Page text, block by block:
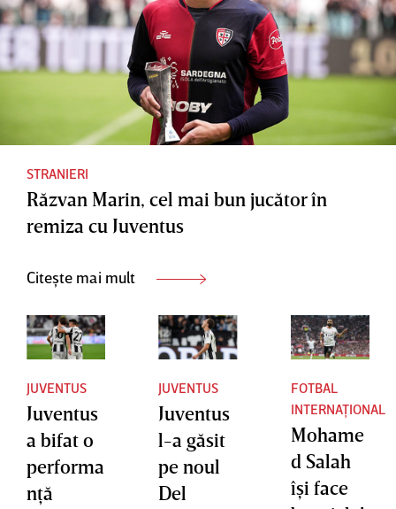
Guler de
la Real
Madrid a
STRANIERI
Răzvan Marin, cel mai bun jucător în
remiza cu Juventus
Citește mai mult
JUVENTUS
Juventus
a bifat o
performa
nţă
JUVENTUS
Juventus
l-a găsit
pe noul
Del
FOTBAL
INTERNAȚIONAL
Mohame
d Salah
îşi face